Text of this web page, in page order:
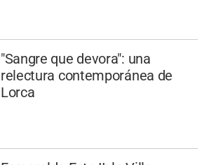
"Sangre que devora": una
relectura contemporánea de
Lorca